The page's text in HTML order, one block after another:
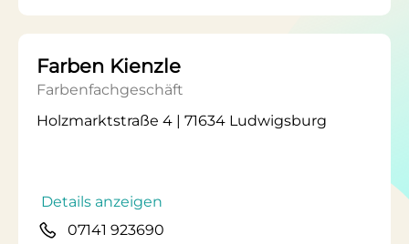
Farben Kienzle
Farbenfachgeschäft
Holzmarktstraße 4 | 71634 Ludwigsburg
Details anzeigen
07141 923690